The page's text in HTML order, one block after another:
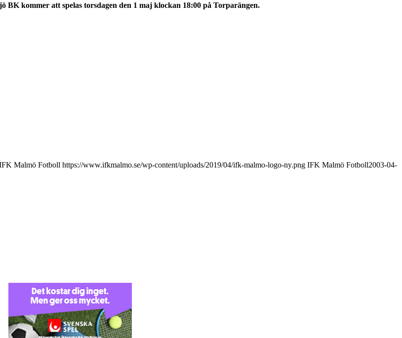
kommer att spelas torsdagen den 1 maj klockan 18:00 på Torparängen.
Malmö Fotboll https://www.ifkmalmo.se/wp-content/uploads/2019/04/ifk-malmo-logo-ny.png IFK Malmö Fotboll2003-04-